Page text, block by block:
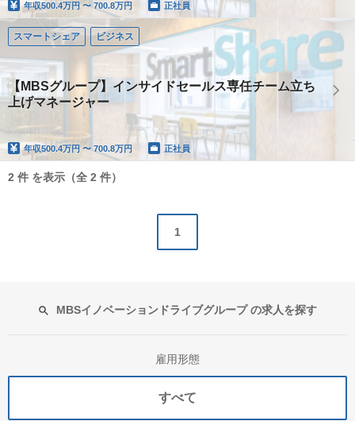
年収500.4万円 〜 700.8万円 正社員
スマートシェア ビジネス
【MBSグループ】インサイドセールス専任チーム立ち
上げマネージャー
年収500.4万円 〜 700.8万円 正社員
2 件 を表示（全 2 件）
1
MBSイノベーションドライブグループ の求人を探す
雇用形態
すべて